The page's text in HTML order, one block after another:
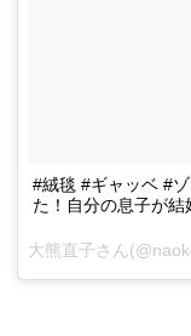
#絨毯 #ギャッベ #
た！自分の息子が結
大熊直子さん